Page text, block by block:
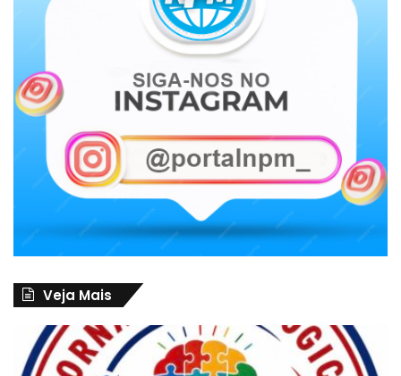
Veja Mais